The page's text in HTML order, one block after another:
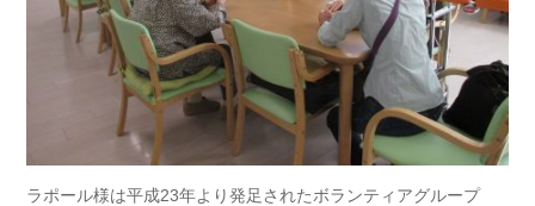
ラポール様は平成23年より発足されたボランティアグループ